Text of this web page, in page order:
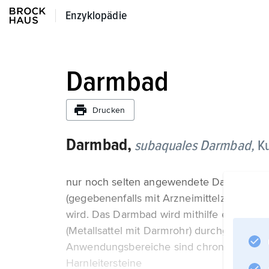
Enzyklopädie
Enzyklopädie
Darmbad
Drucken
Darmbad, subaquales Darmbad,
nur noch selten angewendete
(gegebenenfalls mit
wird. Das Darmbad wird mithilfe einer in
(Metallsattel mit Darmrohr) durchgeführt,
Anwendungsbereiche sind chronische
Harnleitersteine